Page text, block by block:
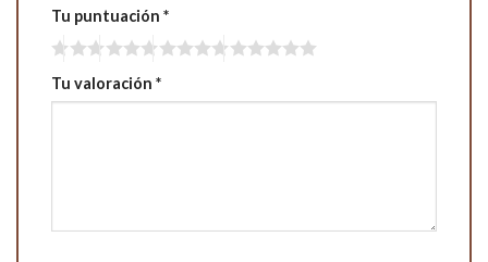
Tu puntuación *
Tu valoración *